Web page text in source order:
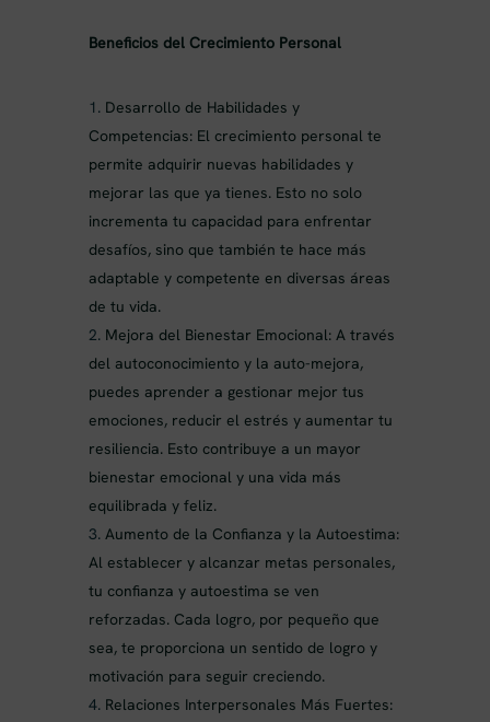
Beneficios del Crecimiento Personal
Desarrollo de Habilidades y
Competencias: El crecimiento personal te
permite adquirir nuevas habilidades y
mejorar las que ya tienes. Esto no solo
incrementa tu capacidad para enfrentar
desafíos, sino que también te hace más
adaptable y competente en diversas áreas
de tu vida.
Mejora del Bienestar Emocional: A través
del autoconocimiento y la auto-mejora,
puedes aprender a gestionar mejor tus
emociones, reducir el estrés y aumentar tu
resiliencia. Esto contribuye a un mayor
bienestar emocional y una vida más
equilibrada y feliz.
Aumento de la Confianza y la Autoestima:
Al establecer y alcanzar metas personales,
tu confianza y autoestima se ven
reforzadas. Cada logro, por pequeño que
sea, te proporciona un sentido de logro y
motivación para seguir creciendo.
Relaciones Interpersonales Más Fuertes: